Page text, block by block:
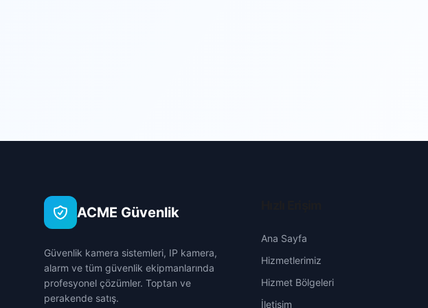
ACME Güvenlik
Güvenlik kamera sistemleri, IP kamera,
alarm ve tüm güvenlik ekipmanlarında
profesyonel çözümler. Toptan ve
perakende satış.
Ana Sayfa
Hizmetlerimiz
Hizmet Bölgeleri
İletişim